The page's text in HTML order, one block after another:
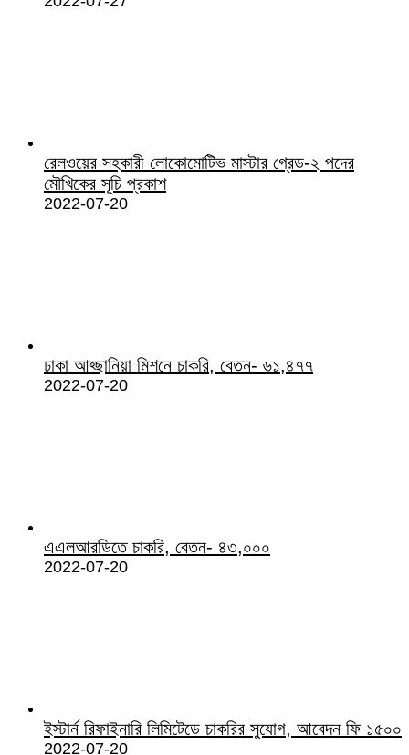
রেলওয়ের সহকারী লোকোমোটিভ মাস্টার গ্রেড-২ পদের
মৌখিকের সূচি প্রকাশ
2022-07-20
ঢাকা আহ্ছানিয়া মিশনে চাকরি, বেতন- ৬১,৪৭৭
2022-07-20
এএলআরডিতে চাকরি, বেতন- ৪৩,০০০
2022-07-20
ইস্টার্ন রিফাইনারি লিমিটেডে চাকরির সুযোগ, আবেদন ফি ১৫০০
2022-07-20